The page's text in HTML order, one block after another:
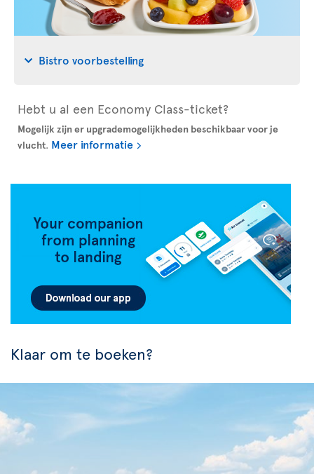
Bistro voorbestelling
Hebt u al een Economy Class-ticket?
Mogelijk zijn er upgrademogelijkheden beschikbaar voor je
vlucht. Meer informatie
Klaar om te boeken?